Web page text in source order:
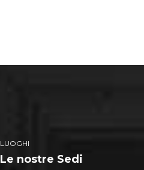
LUOGHI
Le nostre Sedi